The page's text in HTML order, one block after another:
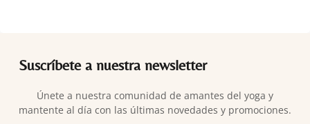
Suscríbete a nuestra newsletter
Únete a nuestra comunidad de amantes del yoga y
mantente al día con las últimas novedades y promociones.